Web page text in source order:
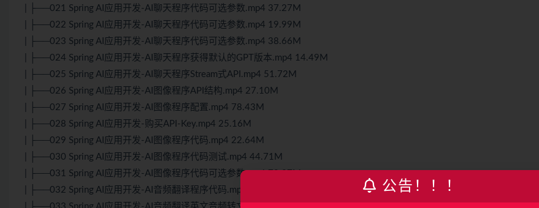
| ├──021 Spring AI应用开发-AI聊天程序代码可选参数.mp4 37.27M
| ├──022 Spring AI应用开发-AI聊天程序代码可选参数.mp4 19.99M
| ├──023 Spring AI应用开发-AI聊天程序代码可选参数.mp4 38.66M
| ├──024 Spring AI应用开发-AI聊天程序获得默认的GPT版本.mp4 14.49M
| ├──025 Spring AI应用开发-AI聊天程序Stream式API.mp4 51.72M
| ├──026 Spring AI应用开发-AI图像程序API结构.mp4 27.10M
| ├──027 Spring AI应用开发-AI图像程序配置.mp4 78.43M
| ├──028 Spring AI应用开发-购买API-Key.mp4 25.16M
| ├──029 Spring AI应用开发-AI图像程序代码.mp4 22.64M
| ├──030 Spring AI应用开发-AI图像程序代码测试.mp4 44.71M
| ├──031 Spring AI应用开发-AI图像程序代码可选参数.mp4 70.27M
| ├──032 Spring AI应用开发-AI音频翻译程序代码.mp4 60.86M
公告！！！